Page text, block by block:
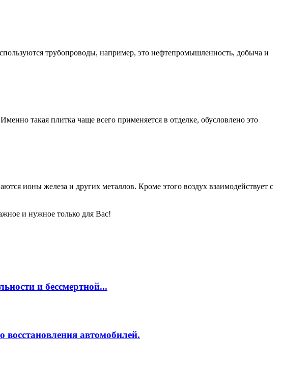
трубопроводы, например, это нефтепромышленность, добыча и
такая плитка чаще всего применяется в отделке, обусловлено это
ионы железа и других металлов. Кроме этого воздух взаимодействует с
и нужное только для Вас!
и бессмертной...
автомобилей.